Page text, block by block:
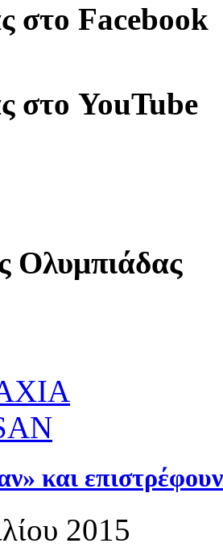
στο Facebook
στο YouTube
Ολυμπιάδας
και
2015